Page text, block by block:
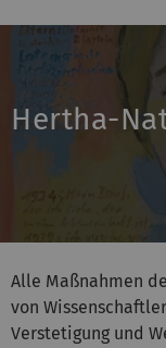
Hertha-
Alle Maßnahmen
von
Verstetigung und